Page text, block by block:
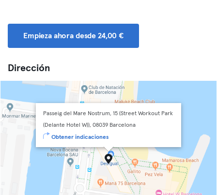
Empieza ahora desde 24,00 €
Dirección
Passeig del Mare Nostrum, 15 (Street Workout Park
(Delante Hotel W)), 08039 Barcelona
Obtener indicaciones